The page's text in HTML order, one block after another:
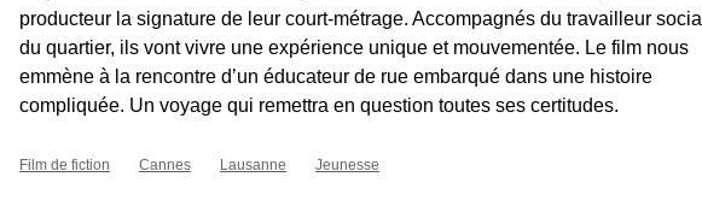
producteur la signature de leur court-métrage. Accompagnés du travailleur social
du quartier, ils vont vivre une expérience unique et mouvementée. Le film nous
emmène à la rencontre d’un éducateur de rue embarqué dans une histoire
compliquée. Un voyage qui remettra en question toutes ses certitudes.
Film de fiction Cannes Lausanne Jeunesse